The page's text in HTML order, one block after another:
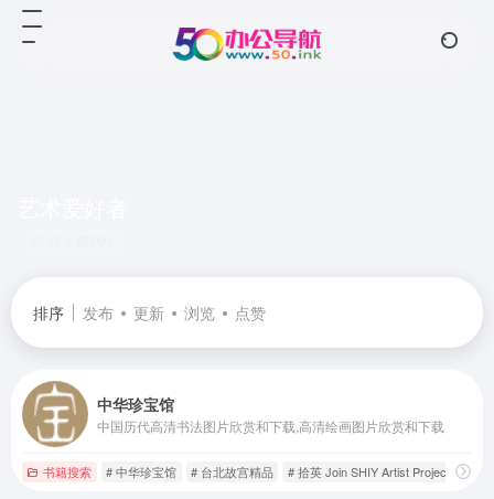
排序 发布 更新 浏览 点赞
中华珍宝馆
中国历代高清书法图片欣赏和下载,高清绘画图片欣赏和下载
书籍搜索 # 中华珍宝馆 # 台北故宫精品 # 拾英 Join SHIY Artist Project